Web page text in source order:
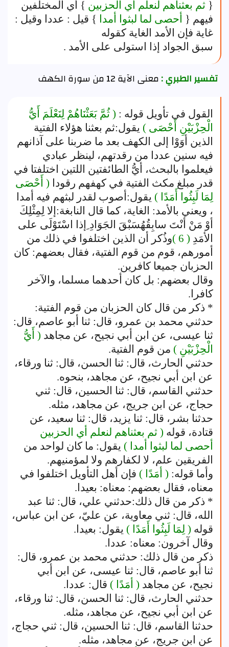
{ ثم بعثناهم لنعلم أي الحزبين } أي المختلفين
فيهم { أحصى لما لبثوا أمدا } قيل : عددا وقيل :
غاية فإن الأمد الغاية كقوله
سبق الجواد إذا استولى على الأمد .
تفسير الطبري :معنى الآية 12 من سورة الكهف
القول في تأويل قوله : ( ثُمَّ بَعَثْنَاهُمْ لِنَعْلَمَ أَيُّ
الْحِزْبَيْنِ أَحْصَى ) يقول:ثم بعثنا هؤلاء الفتية
الذين أوَوْا إلى الكهف بعد ما ضربنا على آذانهم
فيه سنين عددا من رقدتهم، لينظر عبادي
فيعلموا بالبحث، أيُّ الطائفتين اللتين اختلفتا في
قدر مبلغ مكث الفتية في كهفهم رقودا ( أَحْصَى
لِمَا لَبِثُوا أَمَدًا ) يقول:أصوب لقدر لبثهم فيه أمدا
، ويعني بالأمد: الغاية، كما قال النابغة:إلا لِمِثْلِكَ
أوْ مَنْ أنْتَ سابِقُهُسَبْقَ الجَوَادِ ِإذا اسْتَوْلَى على
الأمَدِ ( 6 )
وذُكر أن الذين اختلفوا في ذلك من
أمورهم، قوم من قوم الفتية، فقال بعضهم: كان
الحزبان جميعا كافرين.
وقال بعضهم: بل كان أحدهما مسلما، والآخر
كافرا.
* ذكر من قال كان الحزبان من قوم الفتية:
حدثني محمد بن عمرو، قال: ثنا أبو عاصم، قال:
ثنا عيسى، عن ابن أبي نجيح، عن مجاهد ( أَيُّ
الْحِزْبَيْنِ ) من قوم الفتية.
حدثني الحارث، قال: ثنا الحسن، قال: ثنا ورقاء،
عن ابن أبي نجيح، عن مجاهد، بنحوه.
حدثني القاسم، قال: ثنا الحسين، قال: ثني
حجاج، عن ابن جريج، عن مجاهد، مثله.
حدثنا بشر، قال: ثنا يزيد، قال: ثنا سعيد، عن
قتادة، قوله ( ثم بعثناهم لنعلم أي الحزبين
أحصى لما لبثوا أمدا ) يقول: ما كان لواحد من
الفريقين علم، لا لكفارهم ولا لمؤمنيهم.
وأما قوله: ( أمَدًا ) فإن أهل التأويل اختلفوا في
معناه، فقال بعضهم: معناه: بعيدا.
* ذكر من قال ذلك:حدثني علي، قال: ثنا عبد
الله، قال: ثني معاوية، عن عليّ، عن ابن عباس،
قوله ( لِمَا لَبِثُوا أَمَدًا ) يقول: بعيدا.
وقال آخرون: معناه: عددا.
ذكر من قال ذلك: حدثني محمد بن عمرو، قال:
ثنا أبو عاصم، قال: ثنا عيسى، عن ابن أبي
نجيح، عن مجاهد ( أمَدًا ) قال: عددا.
حدثني الحارث، قال: ثنا الحسن، قال: ثنا ورقاء،
عن ابن أبي نجيح، عن مجاهد، مثله.
حدثنا القاسم، قال: ثنا الحسين، قال: ثني حجاج،
عن ابن جريج، عن مجاهد، مثله.